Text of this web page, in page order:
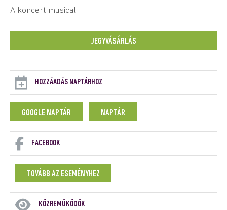
A koncert musical
JEGYVÁSÁRLÁS
HOZZÁADÁS NAPTÁRHOZ
GOOGLE NAPTÁR NAPTÁR
FACEBOOK
TOVÁBB AZ ESEMÉNYHEZ
KÖZREMŰKÖDŐK